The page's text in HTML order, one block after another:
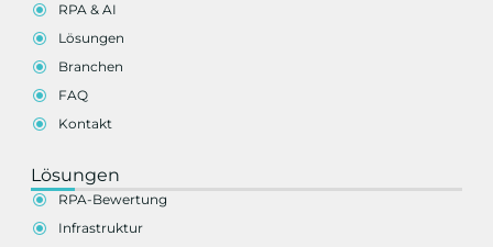
RPA & AI
Lösungen
Branchen
FAQ
Kontakt
Lösungen
RPA-Bewertung
Infrastruktur